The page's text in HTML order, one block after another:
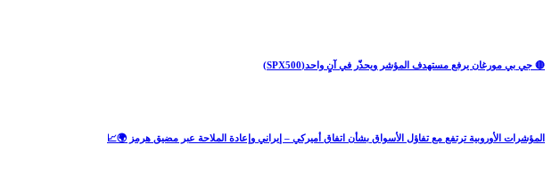
🔴 جي بي مورغان يرفع مستهدف المؤشر ويحذّر في آنٍ واحد(SPX500)
المؤشرات الأوروبية ترتفع مع تفاؤل الأسواق بشأن اتفاق أميركي – إيراني وإعادة الملاحة عبر مضيق هرمز 🌍📈